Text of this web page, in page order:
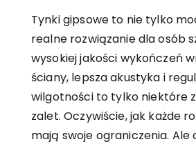
Tynki gipsowe to nie tylko
realne rozwiązanie dla osób
wysokiej jakości wykończeń
ściany, lepsza akustyka i
wilgotności to tylko niektóre
zalet. Oczywiście, jak każde
mają swoje ograniczenia. Ale